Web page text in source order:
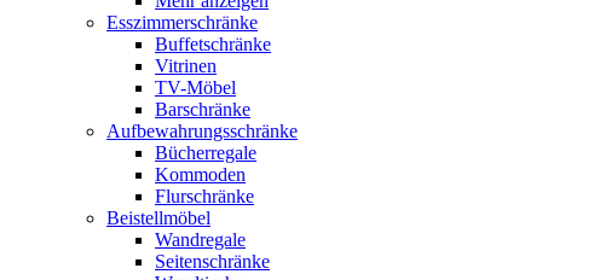
Esszimmerschränke
Buffetschränke
Vitrinen
TV-Möbel
Barschränke
Aufbewahrungsschränke
Bücherregale
Kommoden
Flurschränke
Beistellmöbel
Wandregale
Seitenschränke